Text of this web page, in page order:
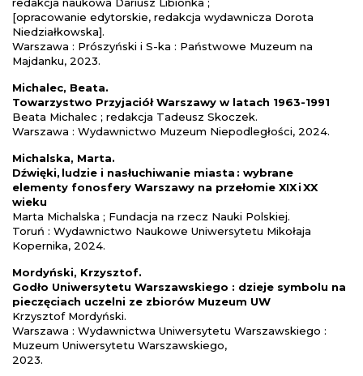
[opracowanie edytorskie, redakcja wydawnicza Dorota
Niedziałkowska].
Warszawa : Prószyński i S-ka : Państwowe Muzeum na
Majdanku, 2023.
Michalec, Beata.
Towarzystwo Przyjaciół Warszawy w latach 1963-1991
Beata Michalec ; redakcja Tadeusz Skoczek.
Warszawa : Wydawnictwo Muzeum Niepodległości, 2024.
Michalska, Marta.
Dźwięki, ludzie i nasłuchiwanie miasta : wybrane
elementy fonosfery Warszawy na przełomie XIX i XX
wieku
Marta Michalska ; Fundacja na rzecz Nauki Polskiej.
Toruń : Wydawnictwo Naukowe Uniwersytetu Mikołaja
Kopernika, 2024.
Mordyński, Krzysztof.
Godło Uniwersytetu Warszawskiego : dzieje symbolu na
pieczęciach uczelni ze zbiorów Muzeum UW
Krzysztof Mordyński.
Warszawa : Wydawnictwa Uniwersytetu Warszawskiego :
Muzeum Uniwersytetu Warszawskiego,
2023.